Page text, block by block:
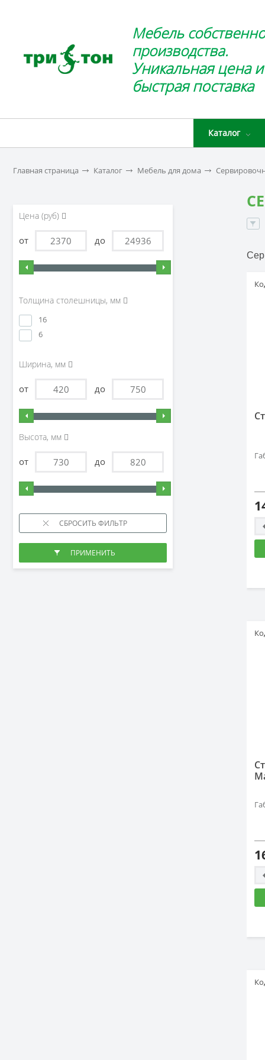
Мебель
производства.
Уникальная цена и
быстрая поставка
Каталог
Главная страница Каталог Мебель для дома
Цена (руб)
от до
Толщина столешницы, мм
16
6
Ширина, мм
от до
Высота, мм
от до